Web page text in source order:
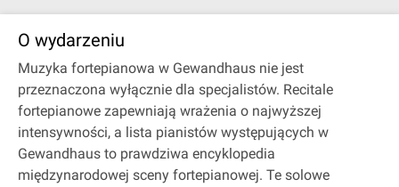
O wydarzeniu
Muzyka fortepianowa w Gewandhaus nie jest
przeznaczona wyłącznie dla specjalistów. Recitale
fortepianowe zapewniają wrażenia o najwyższej
intensywności, a lista pianistów występujących w
Gewandhaus to prawdziwa encyklopedia
międzynarodowej sceny fortepianowej. Te solowe